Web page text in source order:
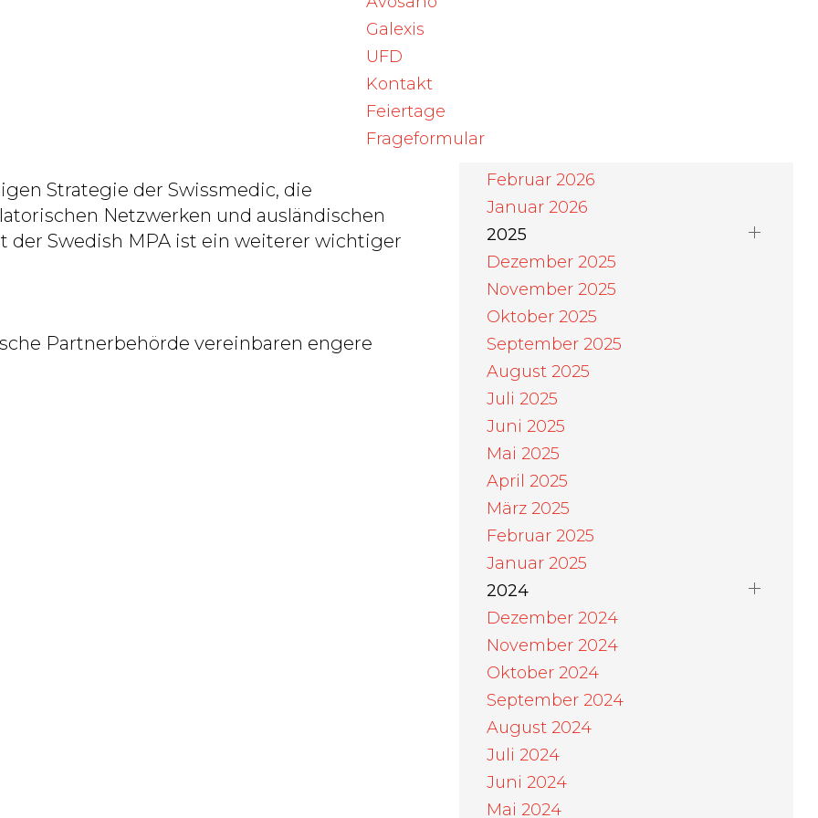
Galexis
UFD
Kontakt
Feiertage
Frageformular
gefördert werden. Zudem wird damit
Strategie der Swissmedic, die
Netzwerken und ausländischen
der Swedish MPA ist ein weiterer wichtiger
Partnerbehörde vereinbaren engere
Februar 2026
Januar 2026
2025
Dezember 2025
November 2025
Oktober 2025
September 2025
August 2025
Juli 2025
Juni 2025
Mai 2025
April 2025
März 2025
Februar 2025
Januar 2025
2024
Dezember 2024
November 2024
Oktober 2024
September 2024
August 2024
Juli 2024
Juni 2024
Mai 2024